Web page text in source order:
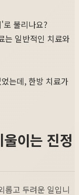
불리나요?
는 일반적인 치료와
는데, 한방 치료가
이는 진정
롭고 두려운 일입니